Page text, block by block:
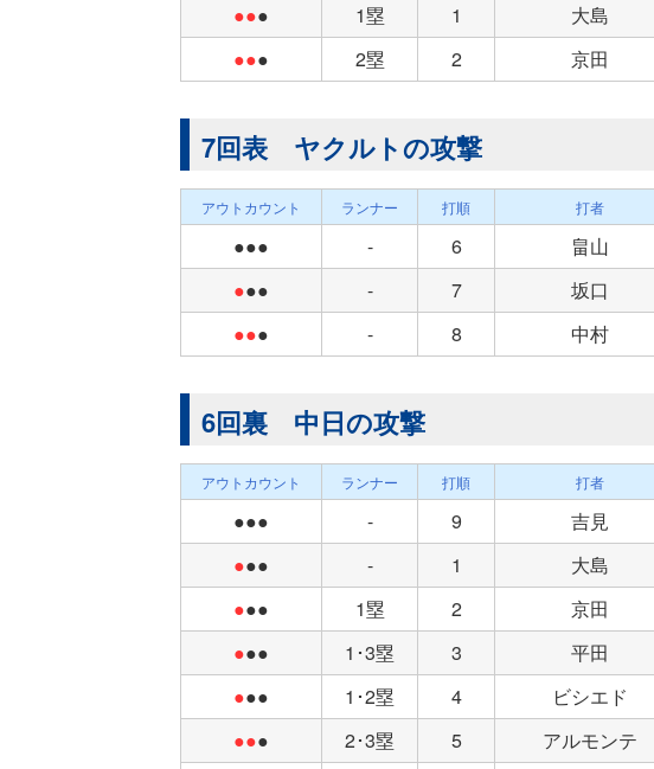
●●● 1塁 1 大島
●●● 2塁 2 京田
7回表 ヤクルトの攻撃
アウトカウント ランナー 打順 打者
●●● - 6 畠山
●●● - 7 坂口
●●● - 8 中村
6回裏 中日の攻撃
アウトカウント ランナー 打順 打者
●●● - 9 吉見
●●● - 1 大島
●●● 1塁 2 京田
●●● 1･3塁 3 平田
●●● 1･2塁 4 ビシエド
●●● 2･3塁 5 アルモンテ